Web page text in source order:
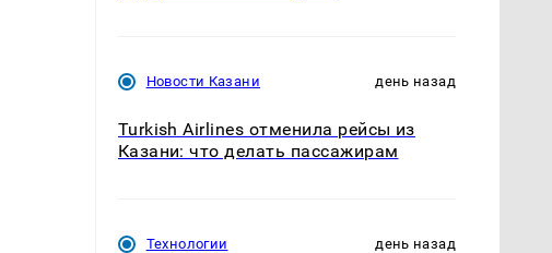
Новости Казани день назад
Turkish Airlines отменила рейсы из
Казани: что делать пассажирам
Технологии день назад